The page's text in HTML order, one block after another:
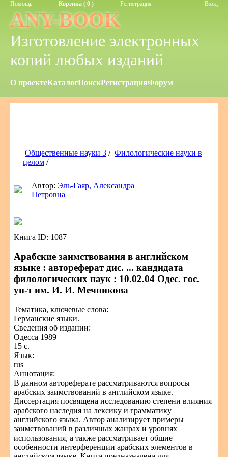
Помощь Корзина ( 0 ) Регистрация Вход
ANY-BOOK
Изготовление электронных
копий любых изданий
О проектеКаталогПоискРегистрацияФорум
Общественные науки 3 / Филологические науки в
целом /
Автор: Эль-Гаяр, Александра
Петровна
Книга ID: 1087
Арабские заимствования в английском
языке : автореферат дис. ... кандидата
филологических наук : 10.02.04 Одес. гос.
ун-т им. И. И. Мечникова
Тематика, ключевые слова:
Германские языки.
Сведения об издании:
Одесса 1989
15 с.
Язык:
rus
Аннотация:
В данном автореферате рассматриваются вопросы
арабских заимствований в английском языке.
Диссертация посвящена исследованию степени влияния
арабского наследия на лексику и грамматику
английского языка. Автор анализирует примеры
заимствований в различных жанрах и уровнях
использования, а также рассматривает общие
особенности интерференции арабских элементов в